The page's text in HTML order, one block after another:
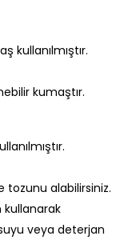
kullanılmıştır.
kumaştır.
tozunu alabilirsiniz.
kullanarak
veya deterjan